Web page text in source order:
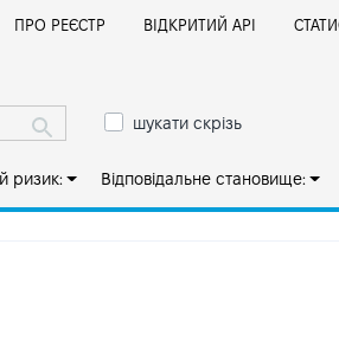
ПРО РЕЄСТР ВІДКРИТИЙ АРІ
шукати скрізь
ризик: Відповідальне становище: